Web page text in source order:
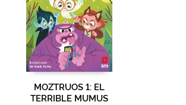
MOZTRUOS 1: EL
TERRIBLE MUMUS